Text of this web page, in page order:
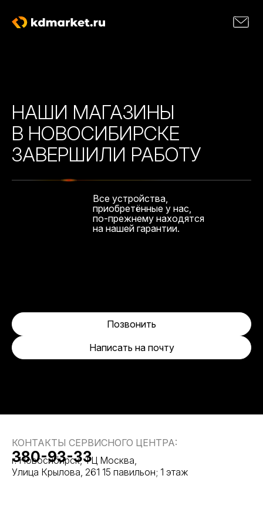
НАШИ МАГАЗИНЫ
В НОВОСИБИРСКЕ
ЗАВЕРШИЛИ РАБОТУ
Все устройства,
приобретённые у нас,
по-прежнему находятся
на нашей гарантии.
Написать на почту
Позвонить
КОНТАКТЫ СЕРВИСНОГО ЦЕНТРА:
г. Новосибирск, ТЦ Москва,
Улица Крылова, 261 15 павильон; 1 этаж
380-93-33